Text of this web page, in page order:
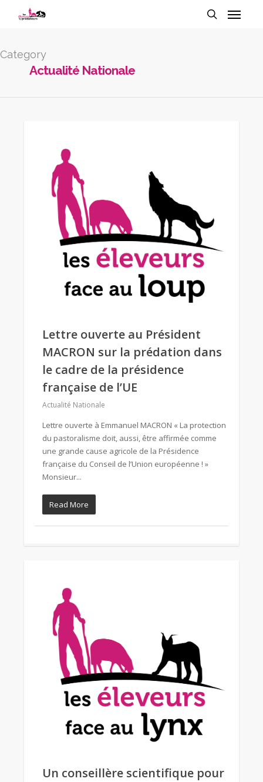
Category
Actualité Nationale
Lettre ouverte au Président
MACRON sur la prédation dans
le cadre de la présidence
française de l’UE
Actualité Nationale
Lettre ouverte à Emmanuel MACRON « La protection
du pastoralisme doit, aussi, être affirmée comme
une grande cause agricole de la Présidence
française du Conseil de l’Union européenne ! »
Monsieur...
Read More
Un conseillère scientifique pour